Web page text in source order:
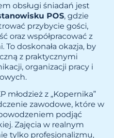
obsługi śniadań jest
POS, gdzie
przybycie gości,
oraz współpracować z
To doskonała okazja, by
z praktycznymi
organizacji pracy i
młodzież z „Kopernika”
zawodowe, które w
podjąć
Zajęcia w realnym
tylko profesjonalizmu,